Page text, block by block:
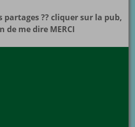
partages ?? cliquer sur la pub,
de me dire MERCI